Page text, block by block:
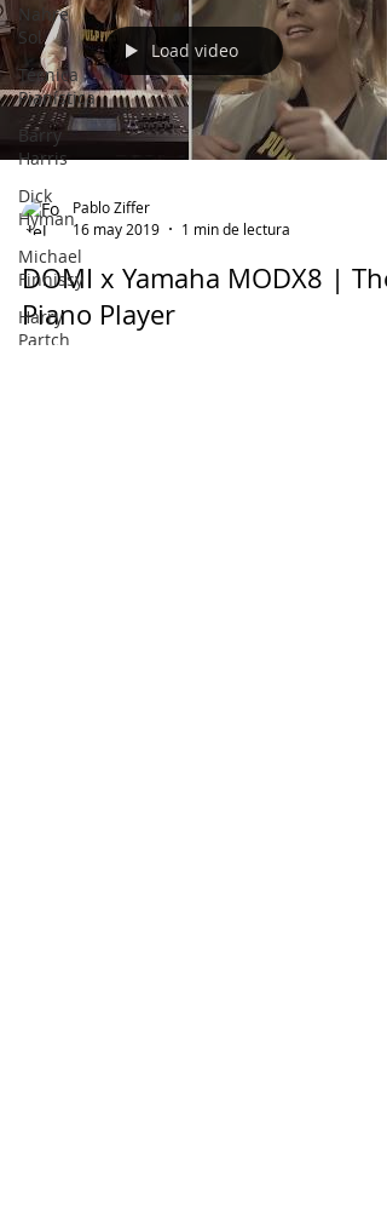
Nahre
Sol
Técnica
Pianística
Barry
Harris
Dick
Hyman
Michael
Finnissy
Harry
Partch
Load video
Pablo Ziffer
16 may 2019
1 min de lectura
DOMI x Yamaha MODX8 | The
Piano Player